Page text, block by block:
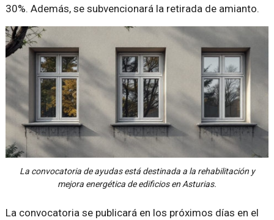
30%. Además, se subvencionará la retirada de amianto.
La convocatoria de ayudas está destinada a la rehabilitación y
mejora energética de edificios en Asturias.
La convocatoria se publicará en los próximos días en el